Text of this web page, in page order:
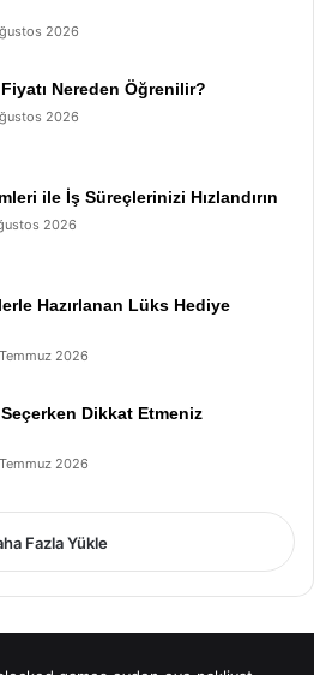
2026
Nereden Öğrenilir?
2026
ile İş Süreçlerinizi Hızlandırın
2026
Hazırlanan Lüks Hediye
2026
Dikkat Etmeniz
2026
Fazla Yükle